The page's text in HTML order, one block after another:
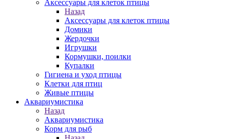
Аксессуары для клеток птицы
Назад
Аксессуары для клеток птицы
Домики
Жердочки
Игрушки
Кормушки, поилки
Купалки
Гигиена и уход птицы
Клетки для птиц
Живые птицы
Аквариумистика
Назад
Аквариумистика
Корм для рыб